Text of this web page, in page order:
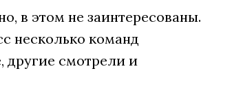
в этом не заинтересованы.
несколько команд
другие смотрели и